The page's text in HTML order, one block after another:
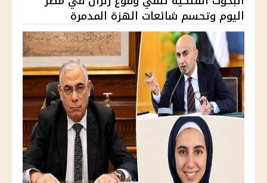
اليوم وتحسم شائعات الهزة المدمرة